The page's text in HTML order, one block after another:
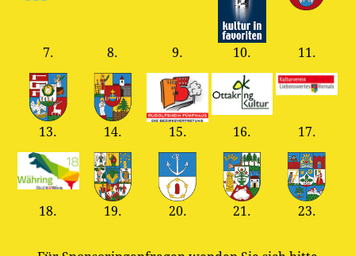
7. 8. 9. 10. 11.
13. 14. 15. 16. 17.
18. 19. 20. 21. 23.